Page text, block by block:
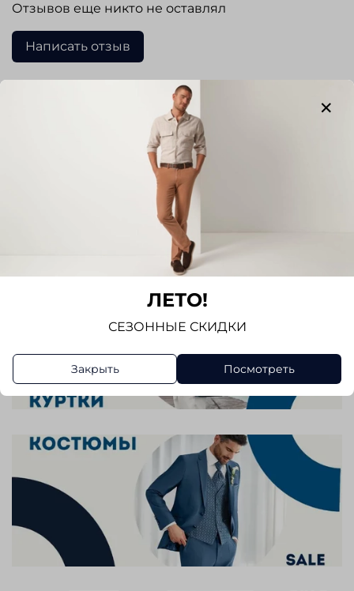
Отзывов еще никто не оставлял
Написать отзыв
ЛЕТО!
СЕЗОННЫЕ СКИДКИ
Закрыть Посмотреть